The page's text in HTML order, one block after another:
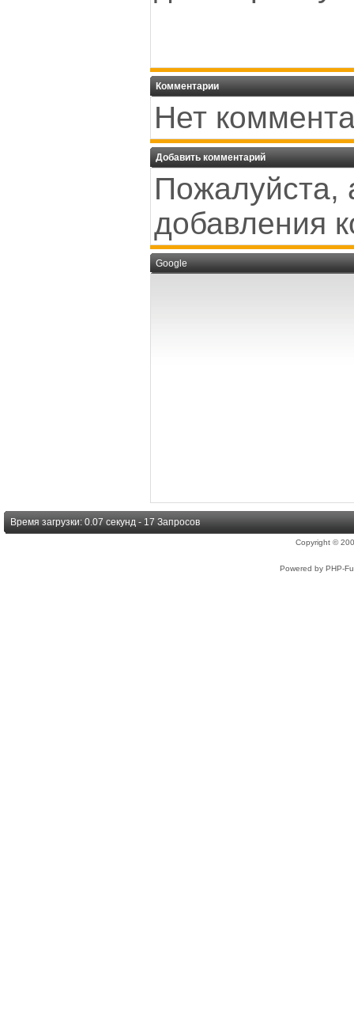
Комментарии
Нет
Добавить комментарий
Пожалуйста,
добавления
Google
Время загрузки: 0.07 секунд - 17 Запросов
Copyright ©
Powered by PHP-